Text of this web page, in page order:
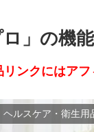
ロ」の機
リンクにはア
ヘルスケア・衛生用